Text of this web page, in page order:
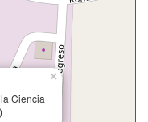
Ciencia
×